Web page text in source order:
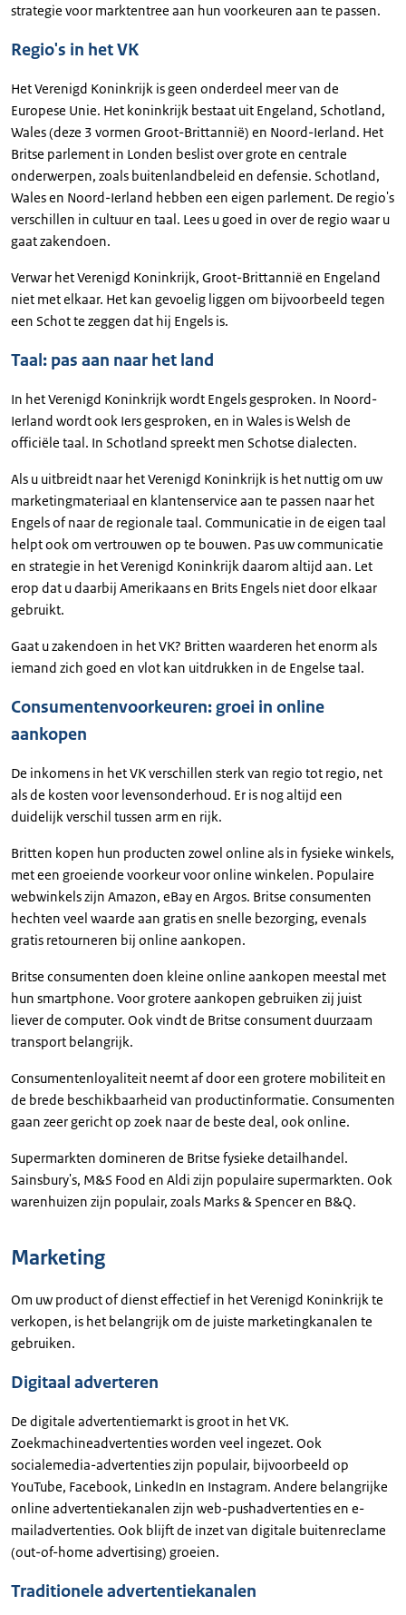
strategie voor marktentree aan hun voorkeuren aan te passen.
Regio's in het VK
Het Verenigd Koninkrijk is geen onderdeel meer van de
Europese Unie. Het koninkrijk bestaat uit Engeland, Schotland,
Wales (deze 3 vormen Groot-Brittannië) en Noord-Ierland. Het
Britse parlement in Londen beslist over grote en centrale
onderwerpen, zoals buitenlandbeleid en defensie. Schotland,
Wales en Noord-Ierland hebben een eigen parlement. De regio's
verschillen in cultuur en taal. Lees u goed in over de regio waar u
gaat zakendoen.
Verwar het Verenigd Koninkrijk, Groot-Brittannië en Engeland
niet met elkaar. Het kan gevoelig liggen om bijvoorbeeld tegen
een Schot te zeggen dat hij Engels is.
Taal: pas aan naar het land
In het Verenigd Koninkrijk wordt Engels gesproken. In Noord-
Ierland wordt ook Iers gesproken, en in Wales is Welsh de
officiële taal. In Schotland spreekt men Schotse dialecten.
Als u uitbreidt naar het Verenigd Koninkrijk is het nuttig om uw
marketingmateriaal en klantenservice aan te passen naar het
Engels of naar de regionale taal. Communicatie in de eigen taal
helpt ook om vertrouwen op te bouwen. Pas uw communicatie
en strategie in het Verenigd Koninkrijk daarom altijd aan. Let
erop dat u daarbij Amerikaans en Brits Engels niet door elkaar
gebruikt.
Gaat u zakendoen in het VK? Britten waarderen het enorm als
iemand zich goed en vlot kan uitdrukken in de Engelse taal.
Consumentenvoorkeuren: groei in online
aankopen
De inkomens in het VK verschillen sterk van regio tot regio, net
als de kosten voor levensonderhoud. Er is nog altijd een
duidelijk verschil tussen arm en rijk.
Britten kopen hun producten zowel online als in fysieke winkels,
met een groeiende voorkeur voor online winkelen. Populaire
webwinkels zijn Amazon, eBay en Argos. Britse consumenten
hechten veel waarde aan gratis en snelle bezorging, evenals
gratis retourneren bij online aankopen.
Britse consumenten doen kleine online aankopen meestal met
hun smartphone. Voor grotere aankopen gebruiken zij juist
liever de computer. Ook vindt de Britse consument duurzaam
transport belangrijk.
Consumentenloyaliteit neemt af door een grotere mobiliteit en
de brede beschikbaarheid van productinformatie. Consumenten
gaan zeer gericht op zoek naar de beste deal, ook online.
Supermarkten domineren de Britse fysieke detailhandel.
Sainsbury's, M&S Food en Aldi zijn populaire supermarkten. Ook
warenhuizen zijn populair, zoals Marks & Spencer en B&Q.
Marketing
Om uw product of dienst effectief in het Verenigd Koninkrijk te
verkopen, is het belangrijk om de juiste marketingkanalen te
gebruiken.
Digitaal adverteren
De digitale advertentiemarkt is groot in het VK.
Zoekmachineadvertenties worden veel ingezet. Ook
socialemedia-advertenties zijn populair, bijvoorbeeld op
YouTube, Facebook, LinkedIn en Instagram. Andere belangrijke
online advertentiekanalen zijn web-pushadvertenties en e-
mailadvertenties. Ook blijft de inzet van digitale buitenreclame
(out-of-home advertising) groeien.
Traditionele advertentiekanalen